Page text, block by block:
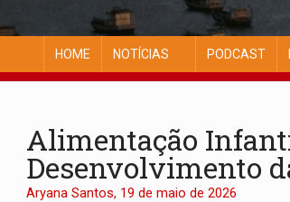
HOME NOTÍCIAS PODCAST
Alimentação
Desenvolvimento
Aryana Santos, 19 de maio de 2026